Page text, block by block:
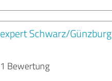
expert Schwarz/Günzburg
1 Bewertung